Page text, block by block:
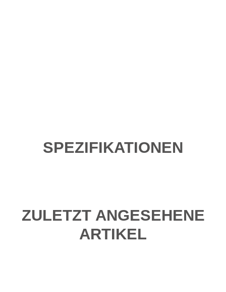
SPEZIFIKATIONEN
ZULETZT ANGESEHENE
ARTIKEL